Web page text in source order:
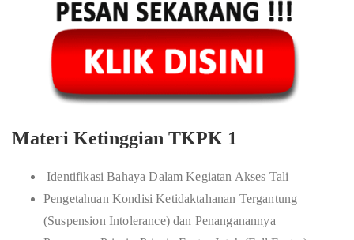
Materi Ketinggian TKPK 1
Identifikasi Bahaya Dalam Kegiatan Akses Tali
Pengetahuan Kondisi Ketidaktahanan Tergantung
(Suspension Intolerance) dan Penanganannya